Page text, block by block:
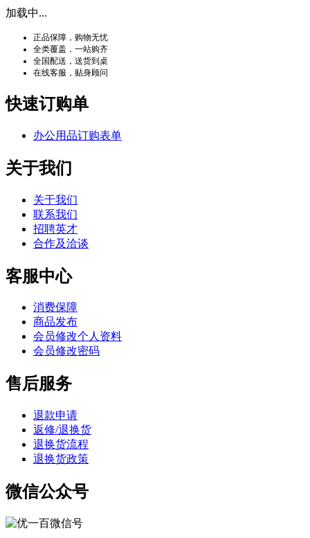
加载中...
正品保障，购物无忧
全类覆盖，一站购齐
全国配送，送货到桌
在线客服，贴身顾问
快速订购单
办公用品订购表单
关于我们
关于我们
联系我们
招聘英才
合作及洽谈
客服中心
消费保障
商品发布
会员修改个人资料
会员修改密码
售后服务
退款申请
返修/退换货
退换货流程
退换货政策
微信公众号